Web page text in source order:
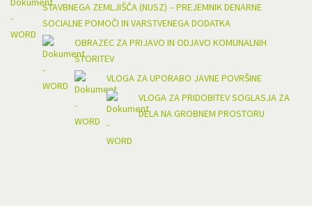
STAVBNEGA ZEMLJIŠČA (NUSZ) – PREJEMNIK DENARNE
SOCIALNE POMOČI IN VARSTVENEGA DODATKA
OBRAZEC ZA PRIJAVO IN ODJAVO KOMUNALNIH
STORITEV
VLOGA ZA UPORABO JAVNE POVRŠINE
VLOGA ZA PRIDOBITEV SOGLASJA ZA
DELA NA GROBNEM PROSTORU